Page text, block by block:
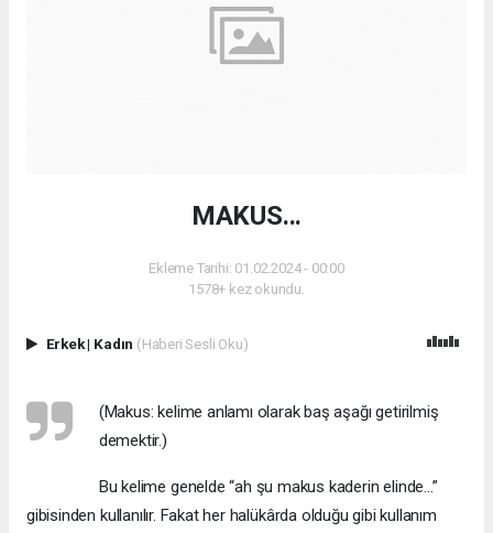
MAKUS...
Ekleme Tarihi: 01.02.2024 - 00:00
1578+ kez okundu.
Erkek| Kadın (Haberi Sesli Oku)
(Makus: kelime anlamı olarak baş aşağı getirilmiş
demektir.)
Bu kelime genelde “ah şu makus kaderin elinde...”
gibisinden kullanılır. Fakat her halükârda olduğu gibi kullanım